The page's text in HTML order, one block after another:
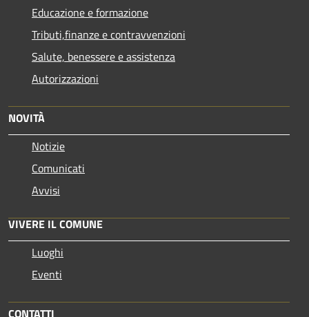
Educazione e formazione
Tributi,finanze e contravvenzioni
Salute, benessere e assistenza
Autorizzazioni
NOVITÀ
Notizie
Comunicati
Avvisi
VIVERE IL COMUNE
Luoghi
Eventi
CONTATTI